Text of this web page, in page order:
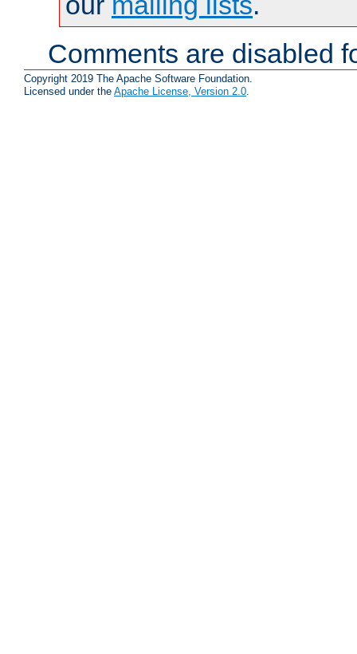
Comments are disabled
Copyright 2019 The Apache Software Foundation.
Licensed under the Apache License, Version 2.0